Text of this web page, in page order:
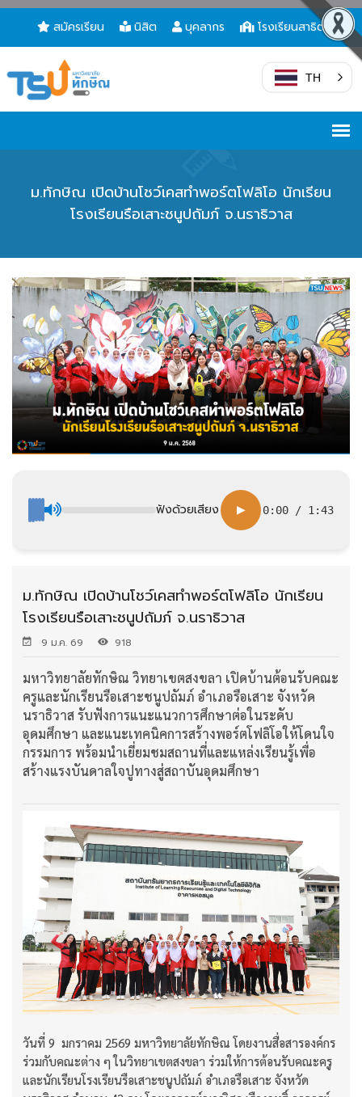
สมัครเรียน นิสิต บุคลากร โรงเรียนสาธิต
TH
ม.ทักษิณ เปิดบ้านโชว์เคสทำพอร์ตโฟลิโอ นักเรียน
โรงเรียนรือเสาะชนูปถัมภ์ จ.นราธิวาส
ฟังด้วยเสียง ▶ 0:00 / 1:43
ม.ทักษิณ เปิดบ้านโชว์เคสทำพอร์ตโฟลิโอ นักเรียน
โรงเรียนรือเสาะชนูปถัมภ์ จ.นราธิวาส
9 ม.ค. 69 918
มหาวิทยาลัยทักษิณ วิทยาเขตสงขลา เปิดบ้านต้อนรับคณะ
ครูและนักเรียนรือเสาะชนูปถัมภ์ อำเภอรือเสาะ จังหวัด
นราธิวาส รับฟังการแนะแนวการศึกษาต่อในระดับ
อุดมศึกษา และแนะเทคนิคการสร้างพอร์ตโฟลิโอให้โดนใจ
กรรมการ พร้อมนำเยี่ยมชมสถานที่และแหล่งเรียนรู้เพื่อ
สร้างแรงบันดาลใจปูทางสู่สถาบันอุดมศึกษา
วันที่ 9 มกราคม 2569 มหาวิทยาลัยทักษิณ โดยงานสื่อสารองค์กร
ร่วมกับคณะต่าง ๆ ในวิทยาเขตสงขลา ร่วมให้การต้อนรับคณะครู
และนักเรียนโรงเรียนรือเสาะชนูปถัมภ์ อำเภอรือเสาะ จังหวัด